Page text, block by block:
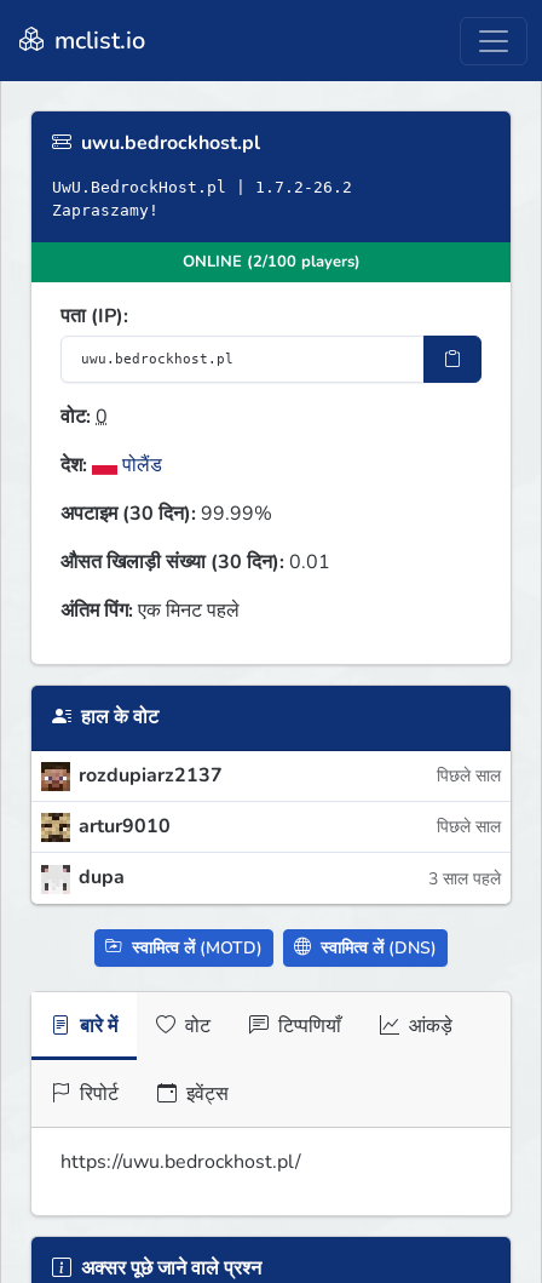
mclist.io
uwu.bedrockhost.pl
UwU.BedrockHost.pl | 1.7.2-26.2
Zapraszamy!
ONLINE (2/100 players)
पता (IP):
वोट:0
देश:
पोलैंड
अपटाइम (30 दिन):99.99%
औसत खिलाड़ी संख्या (30 दिन):0.01
अंतिम पिंग:एक मिनट पहले
हाल के वोट
rozdupiarz2137 पिछले साल
artur9010 पिछले साल
dupa 3 साल पहले
स्वामित्व लें (MOTD) स्वामित्व लें (DNS)
बारे में वोट टिप्पणियाँ आंकड़े
रिपोर्ट इवेंट्स
https://uwu.bedrockhost.pl/
अक्सर पूछे जाने वाले प्रश्न